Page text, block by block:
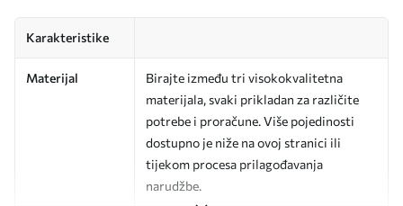
Karakteristike
Materijal
Birajte između tri visokokvalitetna
materijala, svaki prikladan za različite
potrebe i proračune. Više pojedinosti
dostupno je niže na ovoj stranici ili
tijekom procesa prilagođavanja
narudžbe.